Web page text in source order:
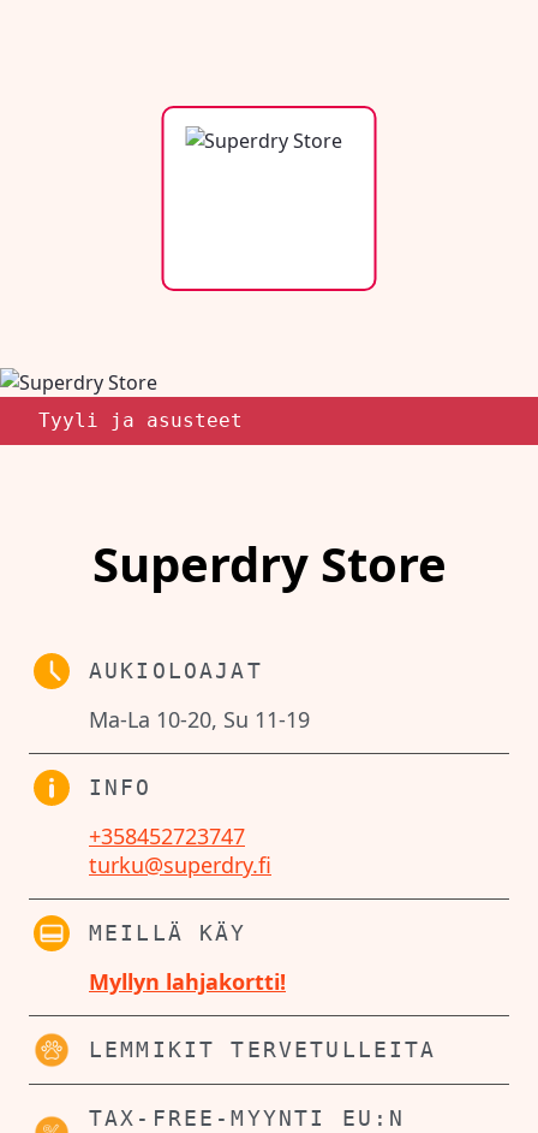
Tyyli ja asusteet
Superdry Store
AUKIOLOAJAT
Ma-La 10-20, Su 11-19
INFO
+358452723747
turku@superdry.fi
MEILLÄ KÄY
Myllyn lahjakortti!
LEMMIKIT TERVETULLEITA
TAX-FREE-MYYNTI EU:N